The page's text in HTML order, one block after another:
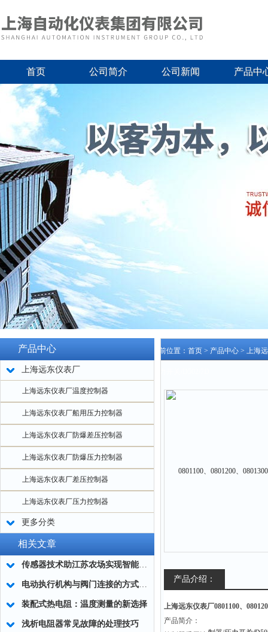
首页 公司简介 公司新闻 产品中
产品中心
上海远东仪表厂
上海远东仪表厂温度控制器
上海远东仪表厂船用压力控制器
上海远东仪表厂防爆差压控制器
上海远东仪表厂防爆压力控制器
上海远东仪表厂差压控制器
上海远东仪表厂压力控制器
更多分类
相关文章
传感器技术助江苏农场实现智能化渔业管理
电动执行机构与阀门连接的方式有哪些
装配式热电阻：温度测量的新选择
浅析电阻器常见故障的处理技巧
当前位置： 首页 > 产品中心 > 上海
产品介绍：
上海远东仪表厂0801100、
产品简介：